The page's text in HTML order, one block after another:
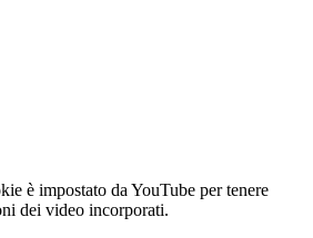
è impostato da YouTube per tenere
dei video incorporati.